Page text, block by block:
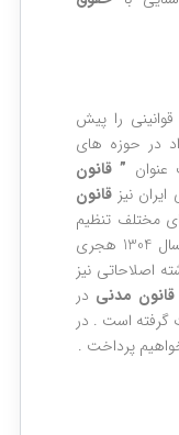
را پیش
در حوزه های
” قانون
نیزقانون
مختلف تنظیم
مصوب سال 1304 هجری
اصلاحاتی نیز
قانون مدنی در
گرفته است . در
پرداخت .